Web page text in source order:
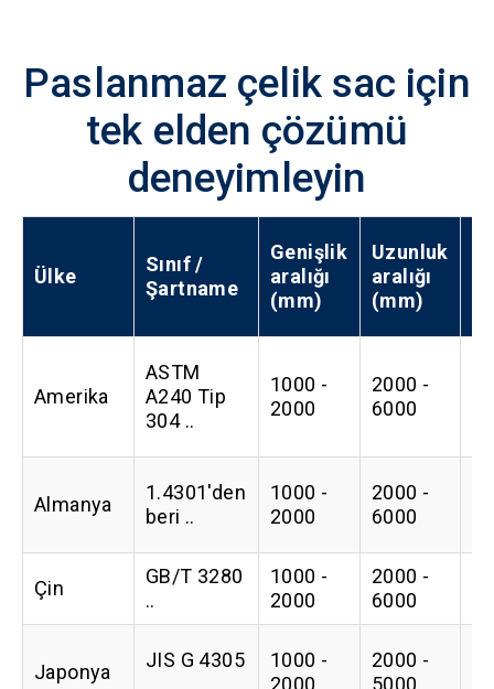
Paslanmaz çelik sac için
tek elden çözümü
deneyimleyin
Ülke
Sınıf /
Şartname
Genişlik
aralığı
(mm)
Uzunluk
aralığı
(mm)
Amerika
ASTM
A240 Tip
304 ..
1000 -
2000
2000 -
6000
Almanya
1.4301'den
beri ..
1000 -
2000
2000 -
6000
Çin
GB/T 3280
..
1000 -
2000
2000 -
6000
Japonya
JIS G 4305
1000 -
2000 -